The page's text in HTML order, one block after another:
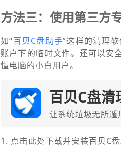
方法三：使用第三方
如“百贝C盘助手”这样的清理
账户下的临时文件。还可以安
懂电脑的小白用户。
百贝C盘清
让系统垃圾无所遁
1. 点击此处下载并安装百贝C